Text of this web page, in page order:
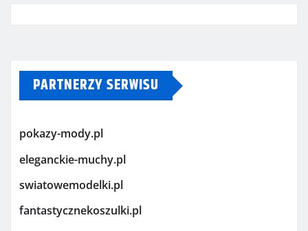
PARTNERZY SERWISU
pokazy-mody.pl
eleganckie-muchy.pl
swiatowemodelki.pl
fantastycznekoszulki.pl